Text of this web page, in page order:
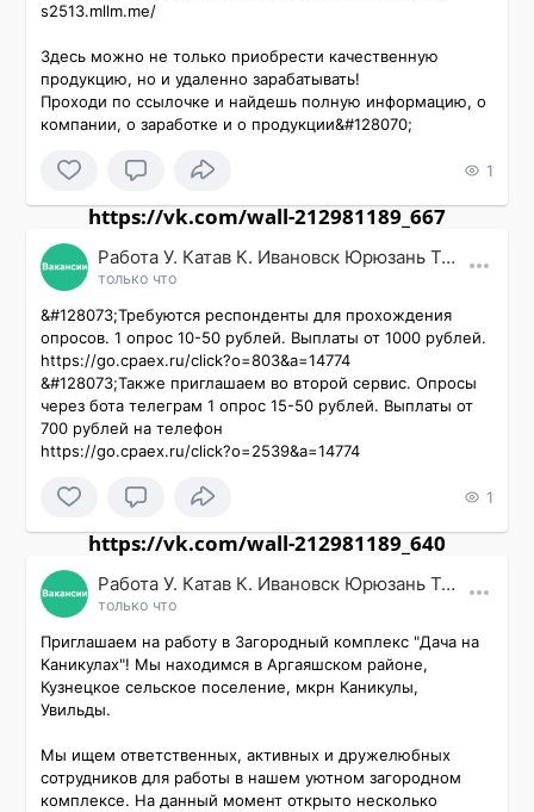
s2513.mllm.me/
Здесь можно не только приобрести качественную
продукцию, но и удаленно зарабатывать!
Проходи по ссылочке и найдешь полную информацию, о
компании, о заработке и о продукции&#128070;
1
https://vk.com/wall-212981189_667
Работа У. Катав К. Ивановск Юрюзань Трехгорный
только что
&#128073;Требуются респонденты для прохождения
опросов. 1 опрос 10-50 рублей. Выплаты от 1000 рублей.
https://go.cpaex.ru/click?o=803&a=14774
&#128073;Также приглашаем во второй сервис. Опросы
через бота телеграм 1 опрос 15-50 рублей. Выплаты от
700 рублей на телефон
https://go.cpaex.ru/click?o=2539&a=14774
1
https://vk.com/wall-212981189_640
Работа У. Катав К. Ивановск Юрюзань Трехгорный
только что
Приглашаем на работу в Загородный комплекс "Дача на
Каникулах"! Мы находимся в Аргаяшском районе,
Кузнецкое сельское поселение, мкрн Каникулы,
Увильды.
Мы ищем ответственных, активных и дружелюбных
сотрудников для работы в нашем уютном загородном
комплексе. На данный момент открыто несколько